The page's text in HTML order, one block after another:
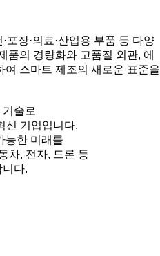
포장·의료·산업용 부품 등 다양
품의 경량화와 고품질 외관, 에
여 스마트 제조의 새로운 표준을
술로
신 기업입니다.
능한 미래를
차, 전자, 드론 등
다.